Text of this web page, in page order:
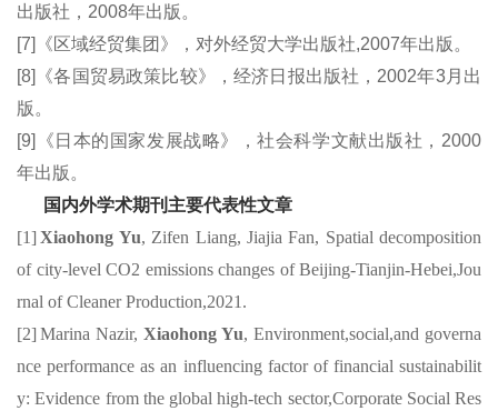
出版社，2008年出版。
[7]《区域经贸集团》，对外经贸大学出版社,2007年出版。
[8]《各国贸易政策比较》，经济日报出版社，2002年3月出
版。
[9]《日本的国家发展战略》，社会科学文献出版社，2000
年出版。
国内外学术期刊主要代表性文章
[1] Xiaohong Yu, Zifen Liang, Jiajia Fan, Spatial decomposition
of city-level CO2 emissions changes of Beijing-Tianjin-Hebei,Jou
rnal of Cleaner Production,2021.
[2] Marina Nazir, Xiaohong Yu, Environment,social,and governa
nce performance as an influencing factor of financial sustainabilit
y: Evidence from the global high-tech sector,CorporateSocial Res